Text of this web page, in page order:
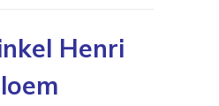
Henri